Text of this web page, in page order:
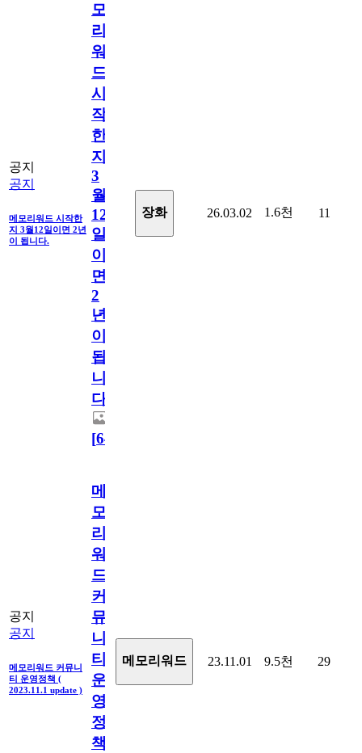
공지
공지
메모리워드 시작한
지 3월12일이면 2년
이 됩니다.
모
리
워
드
시
작
한
지
3
월
12
일
이
면
2
년
이
됩
니
다.
[64
장화 26.03.02 1.6천 11
공지
공지
메모리워드 커뮤니
티 운영정책 (
2023.11.1 update )
메
모
리
워
드
커
뮤
니
티
운
영
정
책
메모리워드 23.11.01 9.5천 29